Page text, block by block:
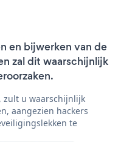
en bijwerken van de
zal dit waarschijnlijk
u waarschijnlijk
aangezien hackers
te